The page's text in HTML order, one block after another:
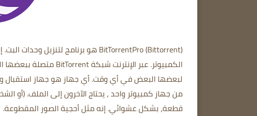
BitTorrentPro(Bittorrent) هو برنامج لتنزيل وحدات البت.
الكمبيوتر.عبر الإنترنت شبكة BitTorrent متصلة ببعضها البعض.
لبعضها البعض في أي وقت.أي جهاز هو جهاز استقبال
من جهاز كمبيوتر واحد ، يحتاج الآخرون إلى الملف.(أو
قطعة، بشكل عشوائي.إنه مثل أحجية الصور المقطوعة.